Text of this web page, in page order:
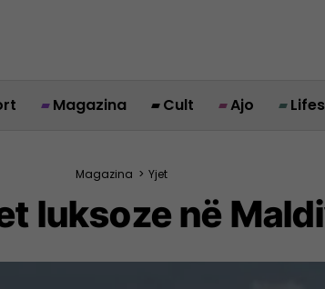
Magazina Cult Ajo
Magazina > Yjet
luksoze në